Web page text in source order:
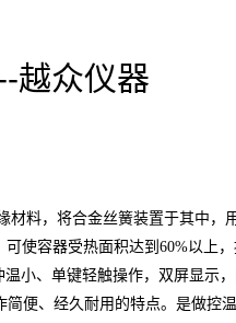
越众仪器
材料，将合金丝簧装置于其中，
使容器受热面积达到60%以上
小、单键轻触操作，双屏显示
便、经久耐用的特点。是做控